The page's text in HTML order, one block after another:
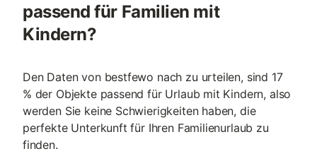
passend für Familien mit
Kindern?
Den Daten von bestfewo nach zu urteilen, sind 17
% der Objekte passend für Urlaub mit Kindern, also
werden Sie keine Schwierigkeiten haben, die
perfekte Unterkunft für Ihren Familienurlaub zu
finden.